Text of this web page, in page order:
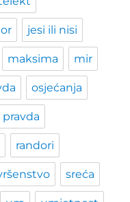
jesi ili nisi
maksima mir
osjećanja
pravda
randori
sreća